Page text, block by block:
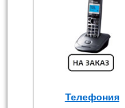
Телефония